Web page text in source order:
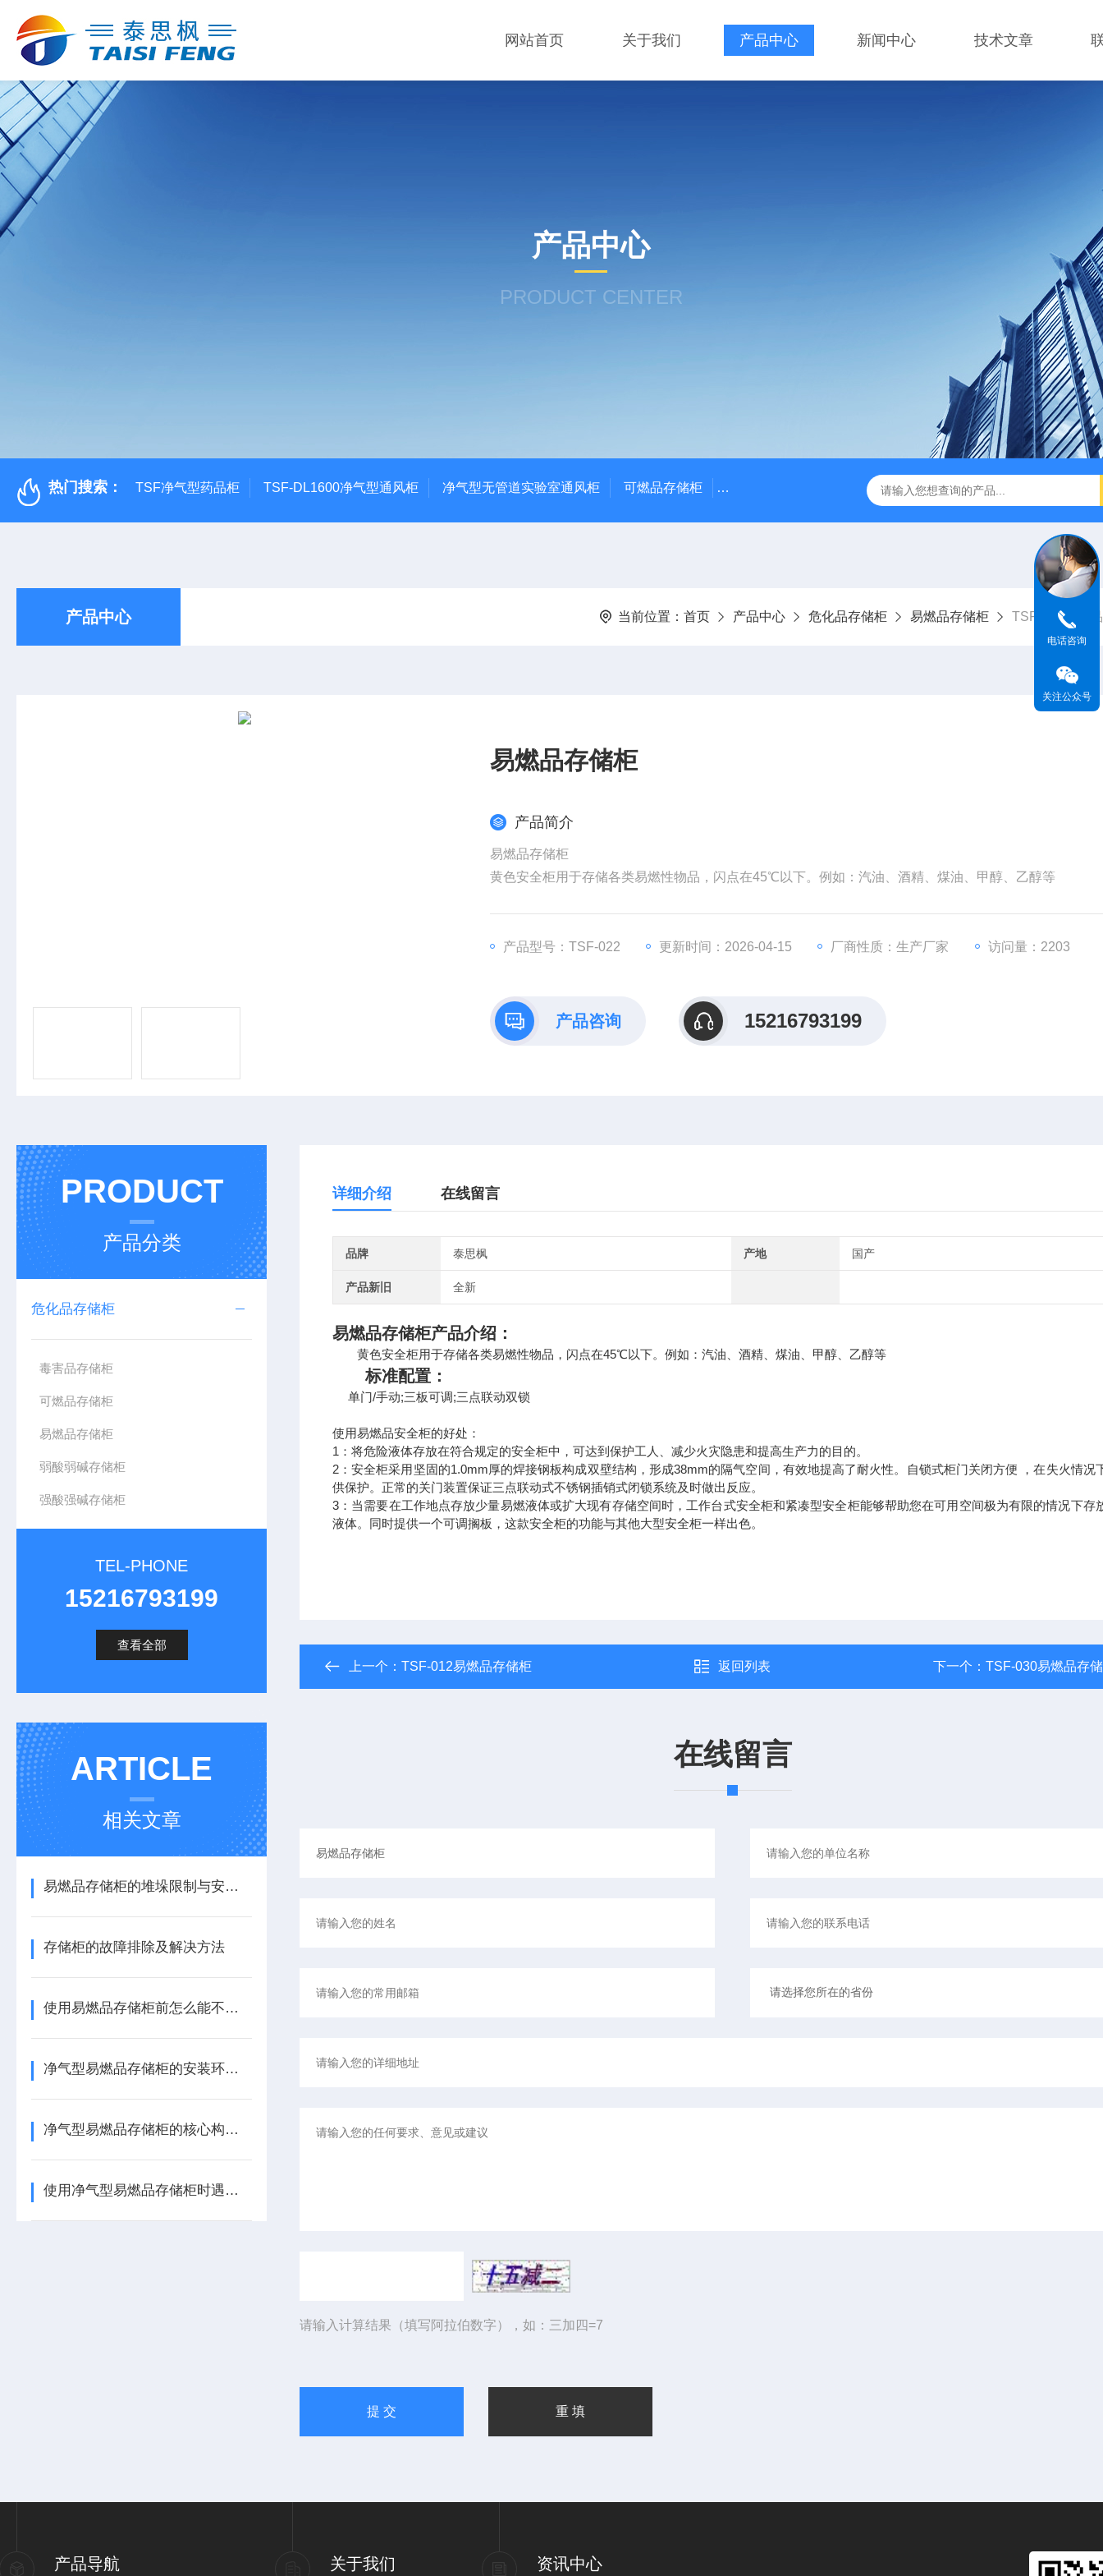
网站首页 关于我们 产品中心 新闻中心 技术文章
产品中心
PRODUCT CENTER
热门搜索： TSF净气型药品柜 TSF-DL1600净气型通风柜 净气型无管道实验室通风柜 可燃品存储柜 TSF-DS800净气型通风柜 TSF-DS800FW净气型通风柜（全
产品中心 当前位置： 首页 产品中心 危化品存储柜 易燃品存储柜 TSF-022易燃
易燃品存储柜
产品简介
易燃品存储柜
黄色安全柜用于存储各类易燃性物品，闪点在45℃以下。例如：汽油、酒精、煤油、甲醇、乙醇等
产品型号：TSF-022 更新时间：2026-04-15 厂商性质：生产厂家 访问量：2203
产品咨询 15216793199
PRODUCT
产品分类
危化品存储柜
毒害品存储柜
可燃品存储柜
易燃品存储柜
弱酸弱碱存储柜
强酸强碱存储柜
TEL-PHONE
15216793199
查看全部
ARTICLE
相关文章
易燃品存储柜的堆垛限制与安全距离规范
存储柜的故障排除及解决方法
使用易燃品存储柜前怎么能不了解这些！
净气型易燃品存储柜的安装环境要求及解决方案
净气型易燃品存储柜的核心构造及原理
使用净气型易燃品存储柜时遇到这些问题不要慌
详细介绍 在线留言
品牌 泰思枫 产地 国产
产品新旧 全新
易燃品存储柜产品介绍：
黄色安全柜用于存储各类易燃性物品，闪点在45℃以下。例如：汽油、酒精、煤油、甲醇、乙醇等
标准配置：
单门/手动;三板可调;三点联动双锁
使用易燃品安全柜的好处：
1：将危险液体存放在符合规定的安全柜中，可达到保护工人、减少火灾隐患和提高生产力的目的。
2：安全柜采用坚固的1.0mm厚的焊接钢板构成双壁结构，形成38mm的隔气空间，有效地提高了耐火性。自锁式柜门关闭方便 ，在失火情况
供保护。正常的关门装置保证三点联动式不锈钢插销式闭锁系统及时做出反应。
3：当需要在工作地点存放少量易燃液体或扩大现有存储空间时，工作台式安全柜和紧凑型安全柜能够帮助您在可用空间极为有限的情况下存
液体。同时提供一个可调搁板，这款安全柜的功能与其他大型安全柜一样出色。
上一个： TSF-012易燃品存储柜 返回列表 下一个： TSF-030易燃品存
在线留言
请输入计算结果（填写阿拉伯数字），如：三加四=7
产品导航 关于我们 资讯中心
电话咨询
关注公众号